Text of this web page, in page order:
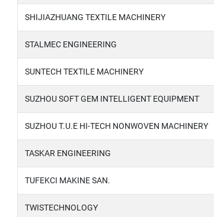
SHIJIAZHUANG TEXTILE MACHINERY
STALMEC ENGINEERING
SUNTECH TEXTILE MACHINERY
SUZHOU SOFT GEM INTELLIGENT EQUIPMENT
SUZHOU T.U.E HI-TECH NONWOVEN MACHINERY
TASKAR ENGINEERING
TUFEKCI MAKINE SAN.
TWISTECHNOLOGY